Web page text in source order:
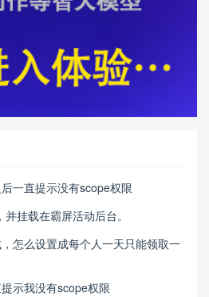
一直提示没有scope权限
挂载在霸屏活动后台。
怎么设置成每个人一天只能领取一
示我没有scope权限